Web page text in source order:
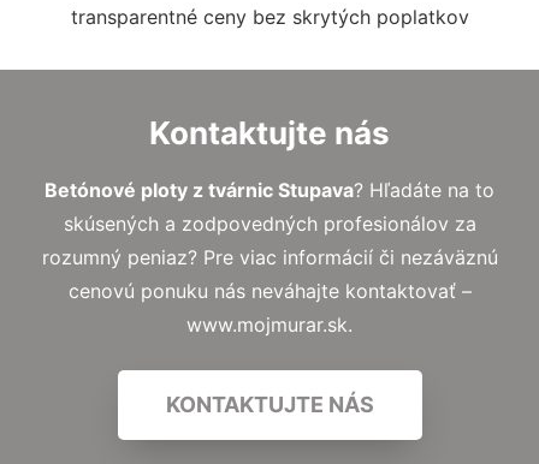
transparentné ceny bez skrytých poplatkov
Kontaktujte nás
Betónové ploty z tvárnic Stupava? Hľadáte na to
skúsených a zodpovedných profesionálov za
rozumný peniaz? Pre viac informácií či nezáväznú
cenovú ponuku nás neváhajte kontaktovať –
www.mojmurar.sk.
KONTAKTUJTE NÁS